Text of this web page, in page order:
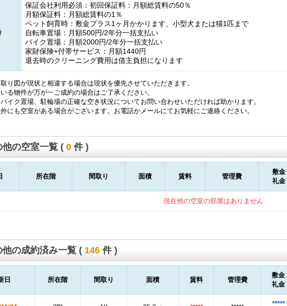
保証会社利用必須：初回保証料：月額総賃料の50％
月額保証料：月額総賃料の1％
ペット飼育時：敷金プラス1ヶ月かかります、小型犬または猫1匹まで
自転車置場：月額500円/2年分一括支払い
バイク置場：月額2000円/2年分一括支払い
家財保険+付帯サービス：月額1440円
退去時のクリーニング費用は借主負担になります
り図が現状と相違する場合は現状を優先させていただきます。
る物件が万が一ご成約の場合はご了承ください。
イク置場、駐輪場の正確な空き状況についてお問い合わせいただければ助かります。
にも空室がある場合がございます。お電話かメールにてお気軽にご連絡ください。
他の空室一覧 ( 0 件 )
所在階 間取り 面積 賃料 管理費
敷金
礼金
現在他の空室の部屋はありません
他の成約済み一覧 ( 146 件 )
日 所在階 間取り 面積 賃料 管理費
敷金
礼金
*****